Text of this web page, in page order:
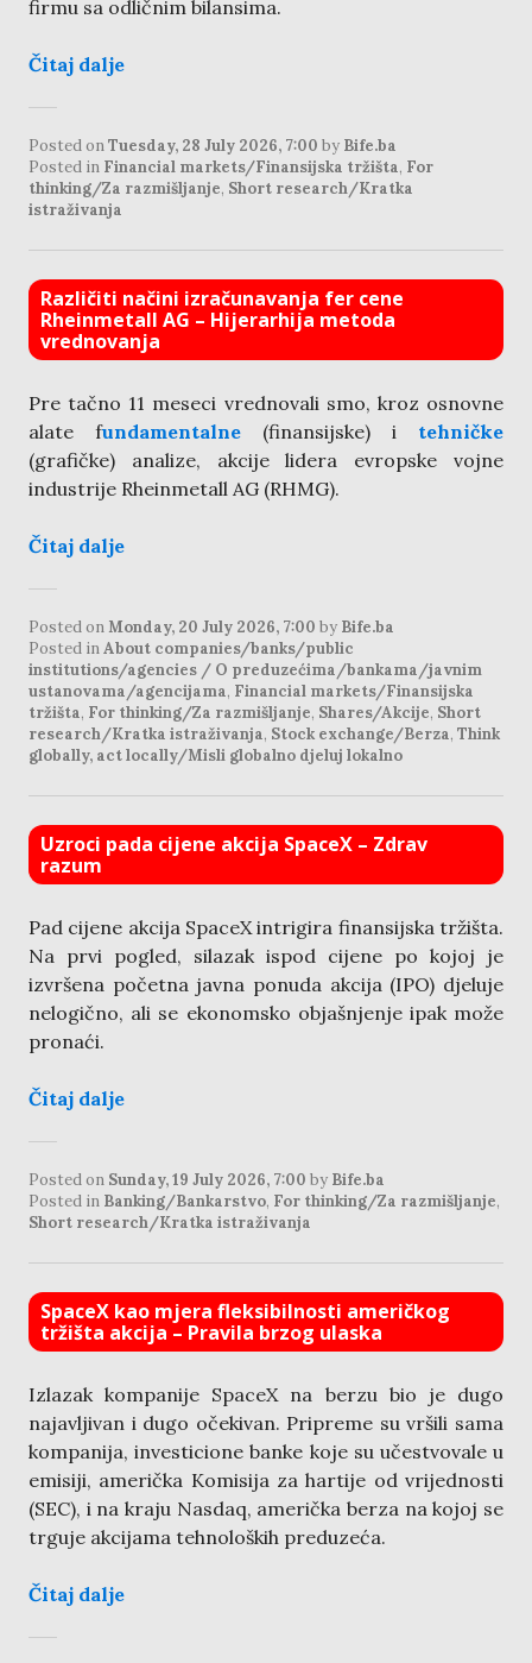
firmu sa odličnim bilansima.
Čitaj dalje
Posted onTuesday, 28 July 2026, 7:00 by Bife.ba
Posted in Financial markets/Finansijska tržišta, For
thinking/Za razmišljanje, Short research/Kratka
istraživanja
Različiti načini izračunavanja fer cene
Rheinmetall AG – Hijerarhija metoda
vrednovanja
Pre tačno 11 meseci vrednovali smo, kroz osnovne
alate fundamentalne (finansijske) i tehničke
(grafičke) analize, akcije lidera evropske vojne
industrije Rheinmetall AG (RHMG).
Čitaj dalje
Posted on Monday, 20 July 2026, 7:00 by Bife.ba
Posted inAbout companies/banks/public
institutions/agencies / O preduzećima/bankama/javnim
ustanovama/agencijama, Financial markets/Finansijska
tržišta, For thinking/Za razmišljanje, Shares/Akcije, Short
research/Kratka istraživanja, Stock exchange/Berza, Think
globally, act locally/Misli globalno djeluj lokalno
Uzroci pada cijene akcija SpaceX – Zdrav
razum
Pad cijene akcija SpaceX intrigira finansijska tržišta.
Na prvi pogled, silazak ispod cijene po kojoj je
izvršena početna javna ponuda akcija (IPO) djeluje
nelogično, ali se ekonomsko objašnjenje ipak može
pronaći.
Čitaj dalje
Posted on Sunday, 19 July 2026, 7:00 by Bife.ba
Posted in Banking/Bankarstvo, For thinking/Za razmišljanje,
Short research/Kratka istraživanja
SpaceX kao mjera fleksibilnosti američkog
tržišta akcija – Pravila brzog ulaska
Izlazak kompanije SpaceX na berzu bio je dugo
najavljivan i dugo očekivan. Pripreme su vršili sama
kompanija, investicione banke koje su učestvovale u
emisiji, američka Komisija za hartije od vrijednosti
(SEC), i na kraju Nasdaq, američka berza na kojoj se
trguje akcijama tehnoloških preduzeća.
Čitaj dalje